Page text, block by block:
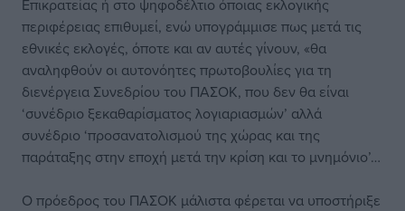
Επικρατείας ή στο ψηφοδέλτιο όποιας εκλογικής
περιφέρειας επιθυμεί, ενώ υπογράμμισε πως μετά τις
εθνικές εκλογές, όποτε και αν αυτές γίνουν, «θα
αναληφθούν οι αυτονόητες πρωτοβουλίες για τη
διενέργεια Συνεδρίου του ΠΑΣΟΚ, που δεν θα είναι
‘συνέδριο ξεκαθαρίσματος λογιαριασμών’ αλλά
συνέδριο ‘προσανατολισμού της χώρας και της
παράταξης στην εποχή μετά την κρίση και το μνημόνιο’…
Ο πρόεδρος του ΠΑΣΟΚ μάλιστα φέρεται να υποστήριξε